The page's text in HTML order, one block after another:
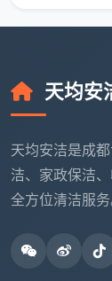
成都天
第一步
与客户沟
检查清洁
准备专业
天均安
天均安洁是成
洁、家政保洁
全方位清洁服